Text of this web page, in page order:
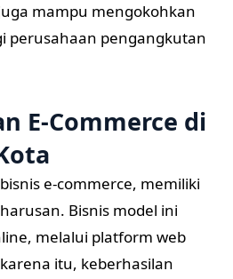
mampu mengokohkan
perusahaan pengangkutan
E-Commerce di
e-commerce, memiliki
Bisnis model ini
melalui platform web
itu, keberhasilan